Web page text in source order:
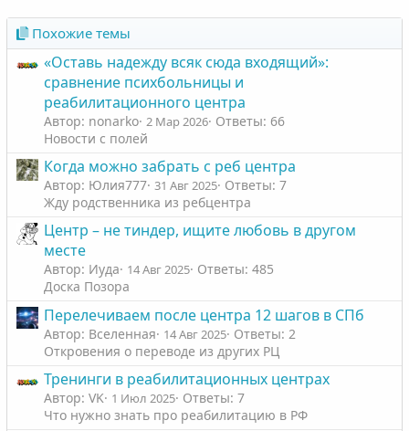
Похожие темы
«Оставь надежду всяк сюда входящий»:
сравнение психбольницы и
реабилитационного центра
Автор: nonarko 2 Мар 2026 Ответы: 66
Новости с полей
Когда можно забрать с реб центра
Автор: Юлия777 31 Авг 2025 Ответы: 7
Жду родственника из ребцентра
Центр – не тиндер, ищите любовь в другом
месте
Автор: Иуда 14 Авг 2025 Ответы: 485
Доска Позора
Перелечиваем после центра 12 шагов в СПб
Автор: Вселенная 14 Авг 2025 Ответы: 2
Откровения о переводе из других РЦ
Тренинги в реабилитационных центрах
Автор: VK 1 Июл 2025 Ответы: 7
Что нужно знать про реабилитацию в РФ